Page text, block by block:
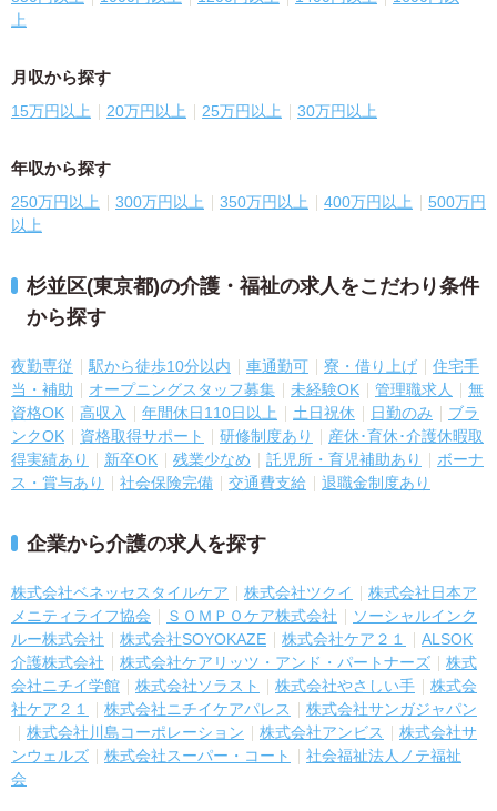
上
月収から探す
15万円以上 20万円以上 25万円以上 30万円以上
年収から探す
250万円以上 300万円以上 350万円以上 400万円以上
500万円
以上
杉並区(東京都)の介護・福祉の求人をこだわり条件
から探す
夜勤専従 駅から徒歩10分以内 車通勤可 寮・借り上げ
住宅手
当・補助
オープニングスタッフ募集 未経験OK 管理職求人
無
資格OK
高収入 年間休日110日以上 土日祝休 日勤のみ
ブラ
ンクOK
資格取得サポート 研修制度あり
産休･育休･介護休暇取
得実績あり
新卒OK 残業少なめ 託児所・育児補助あり
ボーナ
ス・賞与あり
社会保険完備 交通費支給 退職金制度あり
企業から介護の求人を探す
株式会社ベネッセスタイルケア 株式会社ツクイ
株式会社日本ア
メニティライフ協会
ＳＯＭＰＯケア株式会社
ソーシャルインク
ルー株式会社
株式会社SOYOKAZE 株式会社ケア２１
ALSOK
介護株式会社
株式会社ケアリッツ・アンド・パートナーズ
株式
会社ニチイ学館
株式会社ソラスト 株式会社やさしい手
株式会
社ケア２１
株式会社ニチイケアパレス
株式会社サンガジャパン
株式会社川島コーポレーション
株式会社アンビス
株式会社サ
ンウェルズ
株式会社スーパー・コート
社会福祉法人ノテ福祉
会